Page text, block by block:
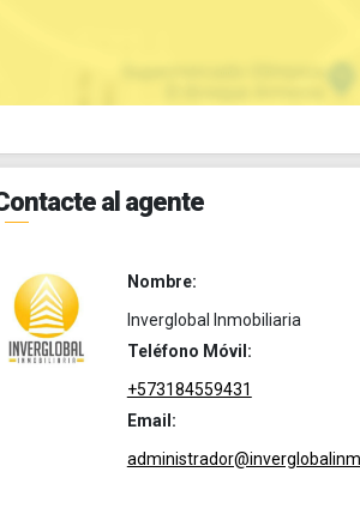
al agente
Nombre:
Inverglobal Inmobiliaria
Teléfono Móvil:
+573184559431
Email: